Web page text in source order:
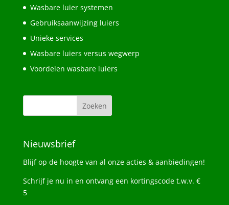
Wasbare luier systemen
Gebruiksaanwijzing luiers
Unieke services
Wasbare luiers versus wegwerp
Voordelen wasbare luiers
Nieuwsbrief
Blijf op de hoogte van al onze acties & aanbiedingen!
Schrijf je nu in en ontvang een kortingscode t.w.v. €
5